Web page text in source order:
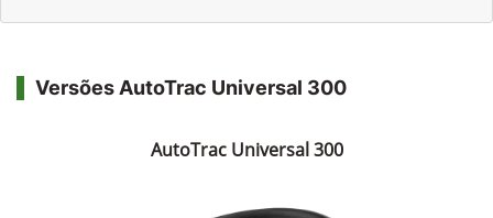
Versões AutoTrac Universal 300
AutoTrac Universal 300